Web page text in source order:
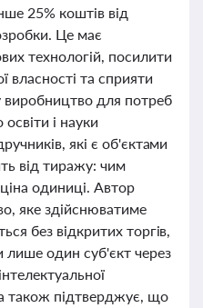
25% коштів від
Це має
технологій, посилити
власності та сприяти
для потреб
і науки
які є об'єктами
від тиражу: чим
одиниці. Автор
яке здійснюватиме
без відкритих торгів,
один суб'єкт через
також підтверджує, що